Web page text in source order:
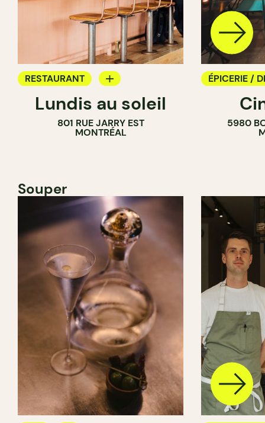
RESTAURANT
BAR À VIN
Lundis au soleil
801 RUE JARRY EST
MONTRÉAL
ÉPICERIE /
COMPTOIR
CAVISTE
5980
Souper